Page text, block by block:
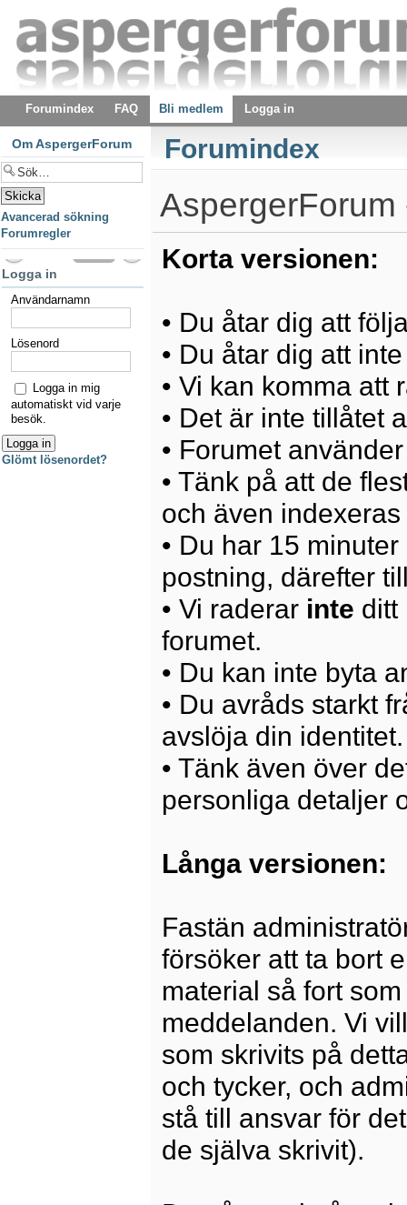
Forumindex FAQ Bli medlem Logga in
Forumindex
Korta versionen:
• Du åtar dig att
• Du åtar dig att
• Vi kan komma att
• Det är inte tillåtet
• Forumet
• Tänk på att de
och även
• Du har 15
postning, därefter
• Vi raderar inte ditt
forumet.
• Du kan inte byta
• Du avråds starkt
avslöja din identitet.
• Tänk även över
personliga detaljer
Långa versionen:
Fastän
försöker att ta bort
material så fort
meddelanden. Vi
som skrivits på
och tycker, och
stå till ansvar för
de själva skrivit).
Om AspergerForum
Avancerad sökning
Forumregler
Logga in
Användarnamn
Lösenord
Logga in mig
automatiskt vid varje
besök.
Glömt lösenordet?